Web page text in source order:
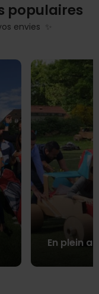
populaires
envies ✨
En plein air